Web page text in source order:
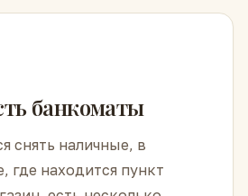
банкоматы
снять наличные, в
где находится пункт